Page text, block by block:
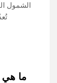
الشمول
ما هي